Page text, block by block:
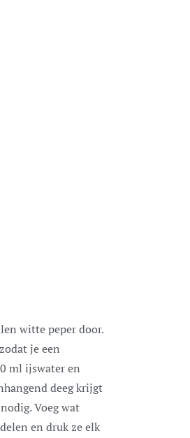
witte peper door.
je een
ml ijswater en
deeg krijgt
Voeg wat
en druk ze elk